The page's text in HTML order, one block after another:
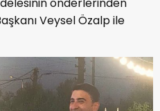
Veysel Özalp ile